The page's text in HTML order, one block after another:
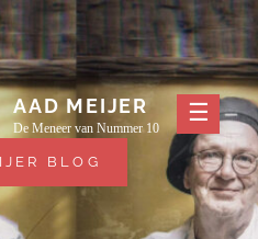
AAD MEIJER
De Meneer van Nummer 10
BLOG